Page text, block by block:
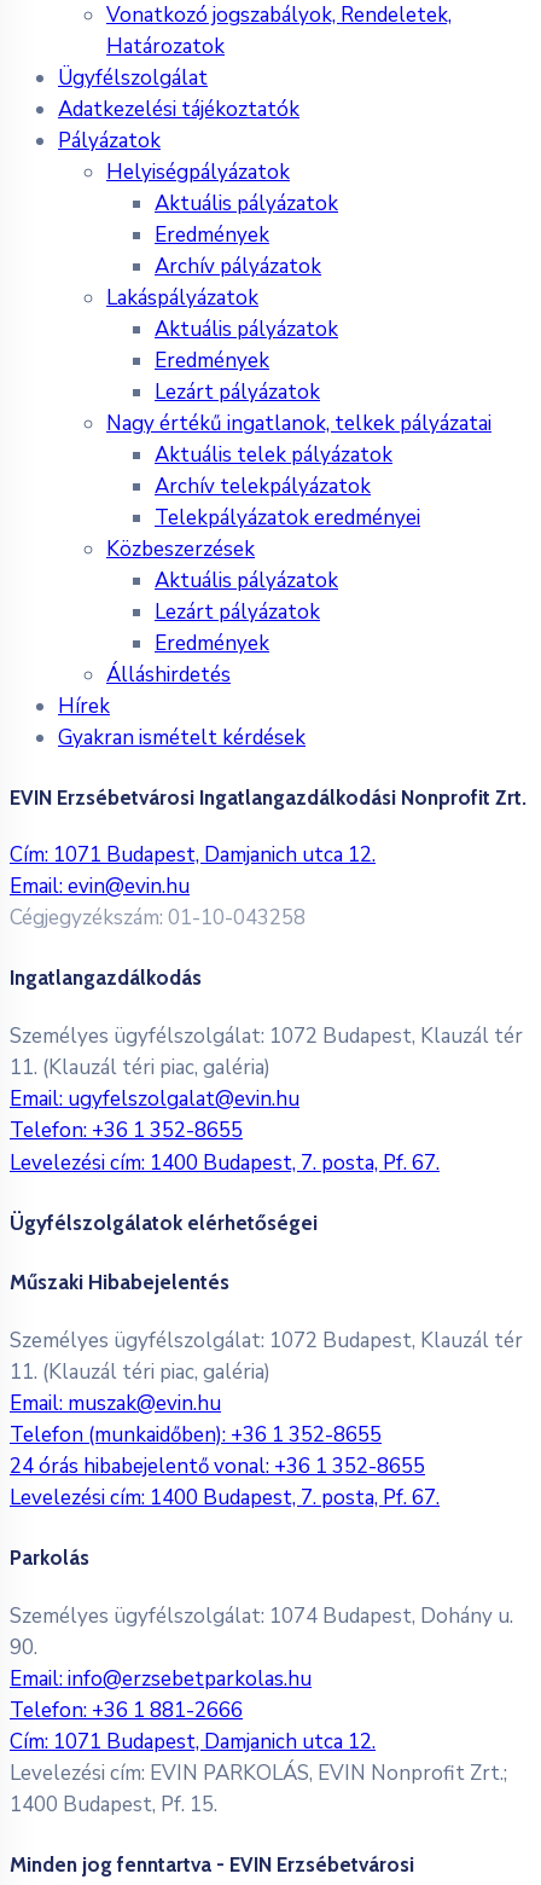
Vonatkozó jogszabályok, Rendeletek,
Határozatok
Ügyfélszolgálat
Adatkezelési tájékoztatók
Pályázatok
Helyiségpályázatok
Aktuális pályázatok
Eredmények
Archív pályázatok
Lakáspályázatok
Aktuális pályázatok
Eredmények
Lezárt pályázatok
Nagy értékű ingatlanok, telkek pályázatai
Aktuális telek pályázatok
Archív telekpályázatok
Telekpályázatok eredményei
Közbeszerzések
Aktuális pályázatok
Lezárt pályázatok
Eredmények
Álláshirdetés
Hírek
Gyakran ismételt kérdések
EVIN Erzsébetvárosi Ingatlangazdálkodási Nonprofit Zrt.
Cím: 1071 Budapest, Damjanich utca 12.
Email:evin@evin.hu
Cégjegyzékszám: 01-10-043258
Ingatlangazdálkodás
Személyes ügyfélszolgálat: 1072 Budapest, Klauzál tér
11. (Klauzál téri piac, galéria)
Email: ugyfelszolgalat@evin.hu
Telefon: +36 1 352-8655
Levelezési cím: 1400 Budapest, 7. posta, Pf. 67.
Ügyfélszolgálatok elérhetőségei
Műszaki Hibabejelentés
Személyes ügyfélszolgálat: 1072 Budapest, Klauzál tér
11. (Klauzál téri piac, galéria)
Email: muszak@evin.hu
Telefon (munkaidőben): +36 1 352-8655
24 órás hibabejelentő vonal: +36 1 352-8655
Levelezési cím: 1400 Budapest, 7. posta, Pf. 67.
Parkolás
Személyes ügyfélszolgálat: 1074 Budapest, Dohány u.
90.
Email:info@erzsebetparkolas.hu
Telefon: +36 1 881-2666
Cím: 1071 Budapest, Damjanich utca 12.
Levelezési cím: EVIN PARKOLÁS, EVIN Nonprofit Zrt.;
1400 Budapest, Pf. 15.
Minden jog fenntartva - EVIN Erzsébetvárosi